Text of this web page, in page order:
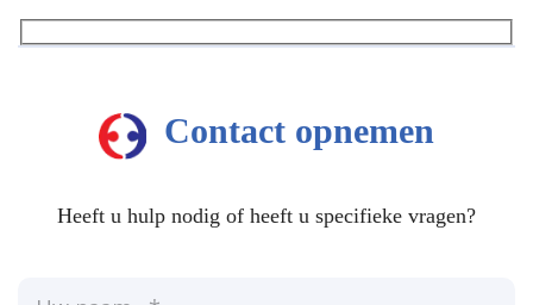
Contact opnemen
Heeft u hulp nodig of heeft u specifieke vragen?